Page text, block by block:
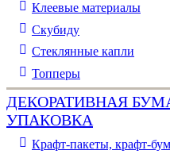
Клеевые материалы
Скубиду
Стеклянные капли
Топперы
ДЕКОРАТИВНАЯ
УПАКОВКА
Крафт-пакеты, крафт-